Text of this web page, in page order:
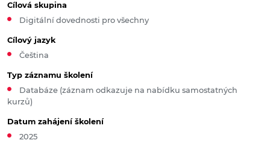
Cílová skupina
Digitální dovednosti pro všechny
Cílový jazyk
Čeština
Typ záznamu školení
Databáze (záznam odkazuje na nabídku samostatných
kurzů)
Datum zahájení školení
2025